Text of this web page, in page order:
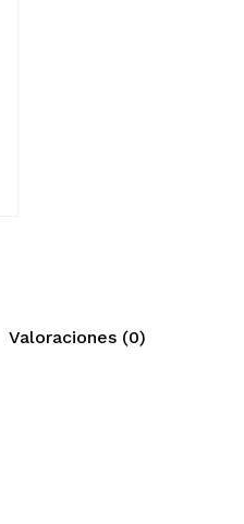
Valoraciones (0)